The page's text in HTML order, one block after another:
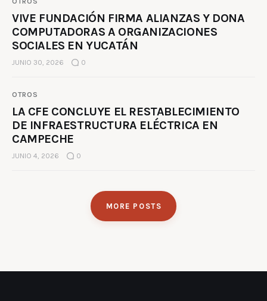
VIVE FUNDACIÓN FIRMA ALIANZAS Y DONA
COMPUTADORAS A ORGANIZACIONES
SOCIALES EN YUCATÁN
JUNIO 30, 2026 0
OTROS
LA CFE CONCLUYE EL RESTABLECIMIENTO
DE INFRAESTRUCTURA ELÉCTRICA EN
CAMPECHE
JUNIO 4, 2026 0
MORE POSTS